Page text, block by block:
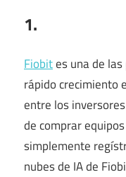
1.
Fiobites una de
rápido crecimiento
entre los
de comprar
simplemente
nubes de IA de